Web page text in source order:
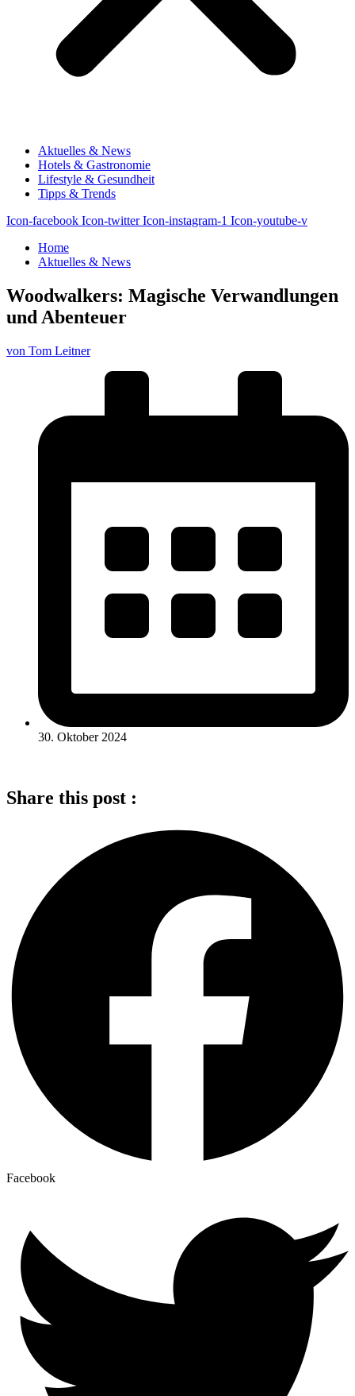
Aktuelles & News
Hotels & Gastronomie
Lifestyle & Gesundheit
Tipps & Trends
Icon-facebook Icon-twitter Icon-instagram-1 Icon-youtube-v
Home
Aktuelles & News
Woodwalkers: Magische Verwandlungen
und Abenteuer
von Tom Leitner
30. Oktober 2024
Share this post :
Facebook